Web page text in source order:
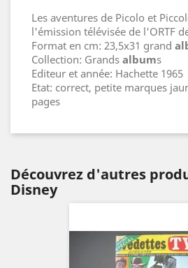
Les aventures de Picolo et
l'émission télévisée de l'ORTF
Format en cm: 23,5x31 grand
Collection: Grands albums
Editeur et année: Hachette 1965
Etat: correct, petite marques
pages
Découvrez d'autres
Disney